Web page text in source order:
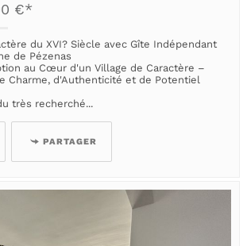
€*
du XVI? Siècle avec Gîte Indépendant
de Pézenas
au Cœur d'un Village de Caractère –
Charme, d'Authenticité et de Potentiel
très recherché...
PARTAGER